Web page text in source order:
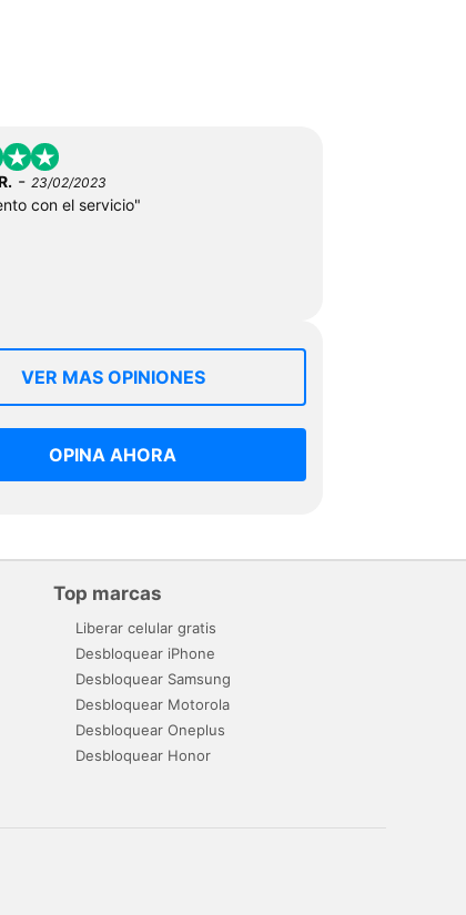
- 23/02/2023
con el servicio"
VER MAS OPINIONES
OPINA AHORA
Top marcas
Liberar celular gratis
Desbloquear iPhone
Desbloquear Samsung
Desbloquear Motorola
Desbloquear Oneplus
Desbloquear Honor